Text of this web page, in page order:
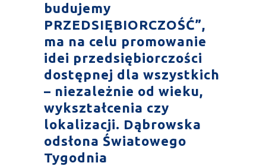
budujemy
PRZEDSIĘBIORCZOŚĆ”,
ma na celu promowanie
idei przedsiębiorczości
dostępnej dla wszystkich
– niezależnie od wieku,
wykształcenia czy
lokalizacji. Dąbrowska
odsłona Światowego
Tygodnia